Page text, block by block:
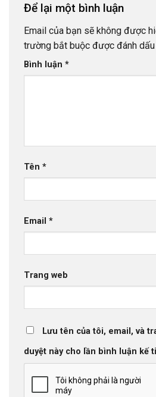
Để lại một bình luận
Email của bạn sẽ không được
trường bắt buộc được đánh dấu
Bình luận *
Tên *
Email *
Trang web
Lưu tên của tôi, email, và
duyệt này cho lần bình luận kế